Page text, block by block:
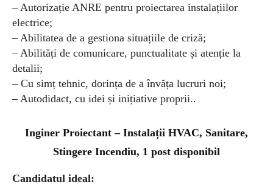
– Autorizație ANRE pentru proiectarea instalațiilor
electrice;
– Abilitatea de a gestiona situațiile de criză;
– Abilități de comunicare, punctualitate și atenție la
detalii;
– Cu simț tehnic, dorința de a învăța lucruri noi;
– Autodidact, cu idei și inițiative proprii..
Inginer Proiectant – Instalații HVAC, Sanitare,
Stingere Incendiu, 1 post disponibil
Candidatul ideal: